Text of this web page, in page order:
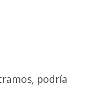
podría